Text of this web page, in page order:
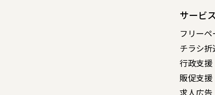
サービ
フリー
チラシ折
行政支援
販促支援
求人広告